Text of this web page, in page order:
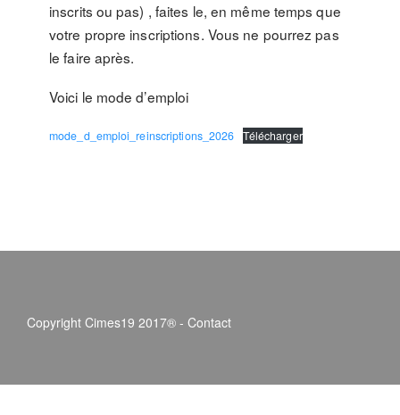
inscrits ou pas) , faites le, en même temps que
votre propre inscriptions. Vous ne pourrez pas
le faire après.
Voici le mode d’emploi
mode_d_emploi_reinscriptions_2026 Télécharger
Copyright Cimes19 2017® - Contact